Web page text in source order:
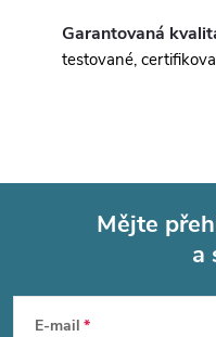
Garantovaná
testované,
Mějte
a
E-mail